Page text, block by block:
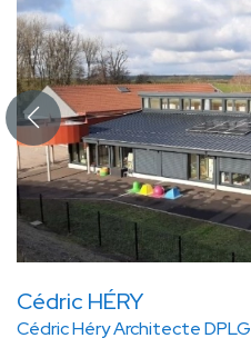
Cédric HÉRY
Cédric Héry Architecte DPLG